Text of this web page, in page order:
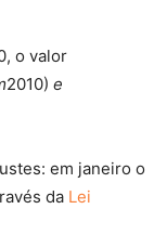
o valor
2010) e
em janeiro o
da Lei